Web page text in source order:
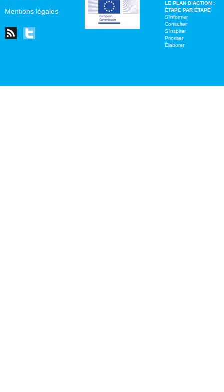
Mentions légales
LE PLAN D’ACTION :
ÉTAPE PAR ÉTAPE
S’informer
Consulter
S’inspirer
Prioriser
Élaborer